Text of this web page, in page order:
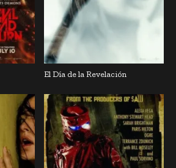
El Día de la Revelación